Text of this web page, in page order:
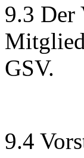
9.3 Der
GSV.
9.4